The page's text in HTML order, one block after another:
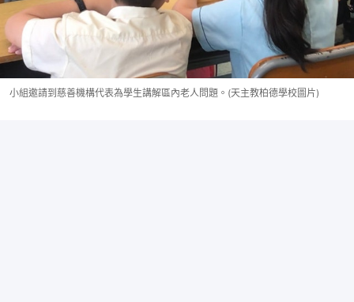
小組邀請到慈善機構代表為學生講解區內老人問題。(天主教柏德學校圖片)